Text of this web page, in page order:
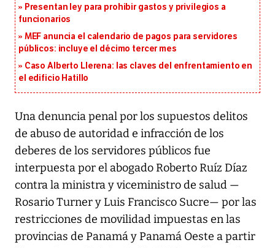
Presentan ley para prohibir gastos y privilegios a
funcionarios
MEF anuncia el calendario de pagos para servidores
públicos: incluye el décimo tercer mes
Caso Alberto Llerena: las claves del enfrentamiento en
el edificio Hatillo
Una denuncia penal por los supuestos delitos
de abuso de autoridad e infracción de los
deberes de los servidores públicos fue
interpuesta por el abogado Roberto Ruíz Díaz
contra la ministra y viceministro de salud —
Rosario Turner y Luis Francisco Sucre— por las
restricciones de movilidad impuestas en las
provincias de Panamá y Panamá Oeste a partir